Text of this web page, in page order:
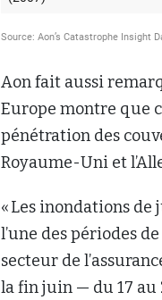
Aon fait aussi
Europe montre que
pénétration des
Royaume-Uni et
« Les inondations
l’une des périodes
secteur de
la fin juin — du 17 au